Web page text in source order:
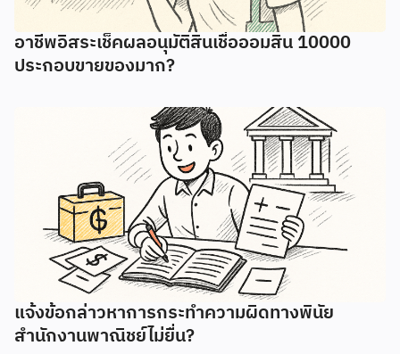
อาชีพอิสระเช็คผลอนุมัติสินเชื่อออมสิน 10000
ประกอบขายของมาก?
แจ้งข้อกล่าวหาการกระทำความผิดทางพินัย
สำนักงานพาณิชย์ไม่ยื่น?